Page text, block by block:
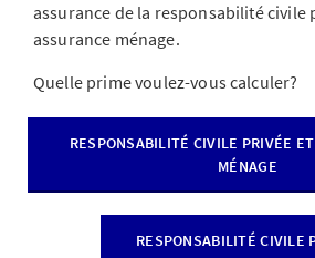
assurance de la responsabilité civile
assurance ménage.
Quelle prime voulez-vous calculer?
RESPONSABILITÉ CIVILE PRIVÉE
MÉNAGE
RESPONSABILITÉ CIVILE